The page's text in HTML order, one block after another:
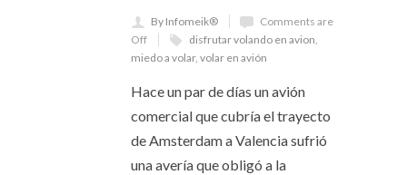
By Infomeik®
Comments are
Off
disfrutar volando en avion,
miedo a volar, volar en avión
Hace un par de días un avión
comercial que cubría el trayecto
de Amsterdam a Valencia sufrió
una avería que obligó a la